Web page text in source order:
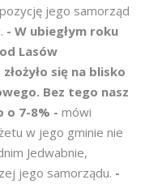
jego samorząd
- W ubiegłym roku
Lasów
się na blisko
Bez tego nasz
o 7-8% - mówi
w jego gminie nie
Jedwabnie,
jego samorządu. -